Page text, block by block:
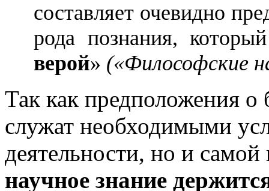
составляет очевидно
рода познания,
верой» («Философские
Так как предположения
служат необходимыми
деятельности, но и
научное знание